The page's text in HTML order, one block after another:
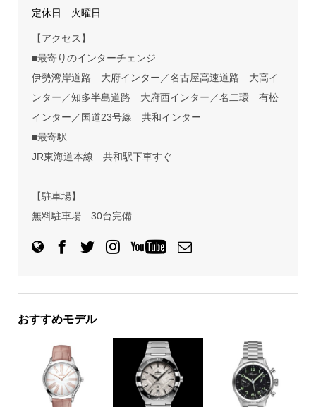
定休日 火曜日
【アクセス】
■最寄りのインターチェンジ
伊勢湾岸道路 大府インター／名古屋高速道路 大高イ
ンター／知多半島道路 大府西インター／名二環 有松
インター／国道23号線 共和インター
■最寄駅
JR東海道本線 共和駅下車すぐ
【駐車場】
無料駐車場 30台完備
おすすめモデル